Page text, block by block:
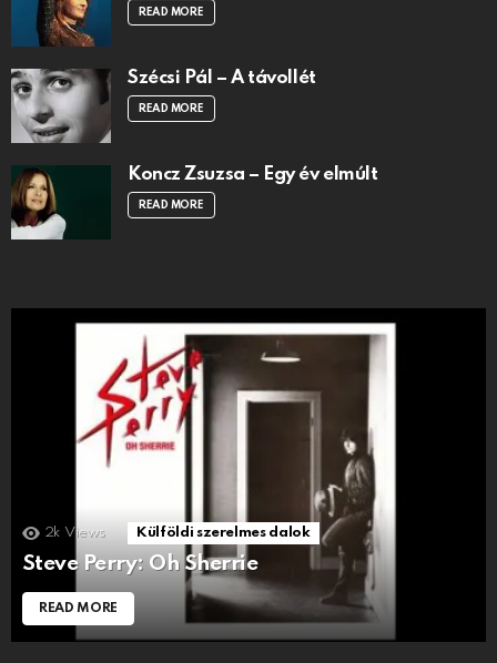
READ MORE
Szécsi Pál – A távollét
READ MORE
Koncz Zsuzsa – Egy év elmúlt
READ MORE
2k Views Külföldi szerelmes dalok
Steve Perry: Oh Sherrie
READ MORE